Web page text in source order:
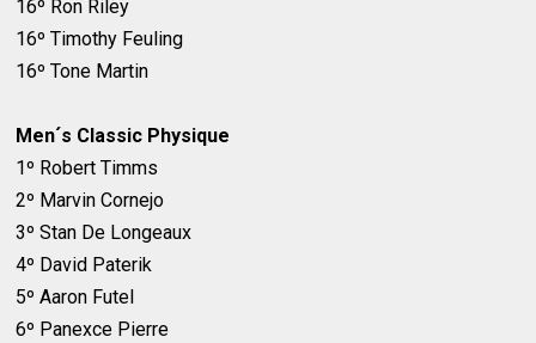
16º Ron Riley
16º Timothy Feuling
16º Tone Martin
Men´s Classic Physique
1º Robert Timms
2º Marvin Cornejo
3º Stan De Longeaux
4º David Paterik
5º Aaron Futel
6º Panexce Pierre